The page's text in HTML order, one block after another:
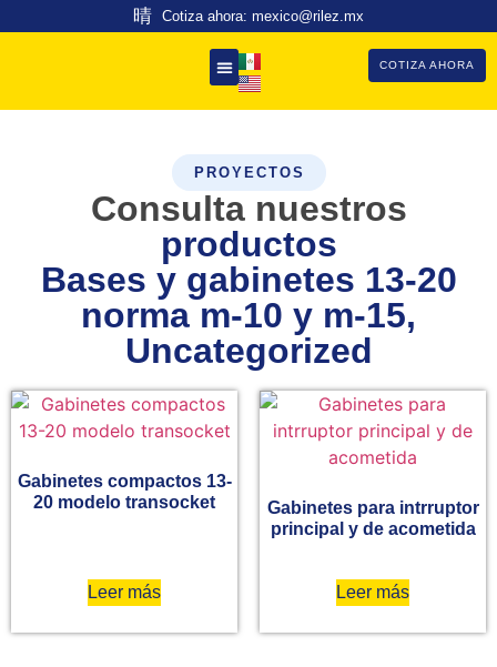
Cotiza ahora: mexico@rilez.mx
COTIZA AHORA
PROYECTOS
Consulta nuestros
productos
Bases y gabinetes 13-20
norma m-10 y m-15,
Uncategorized
Gabinetes compactos 13-
20 modelo transocket
Leer más
Gabinetes para intrruptor
principal y de acometida
Leer más